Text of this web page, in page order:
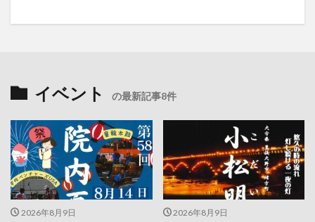
イベント の最新記事8件
2026年8月9日 2026年8月9日